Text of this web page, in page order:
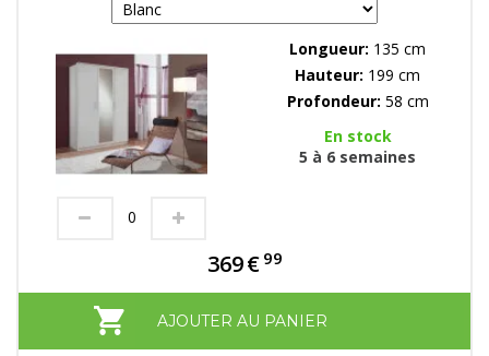
Longueur: 135 cm
Hauteur: 199 cm
Profondeur: 58 cm
En stock
5 à 6 semaines
369€ 99
AJOUTER AU PANIER